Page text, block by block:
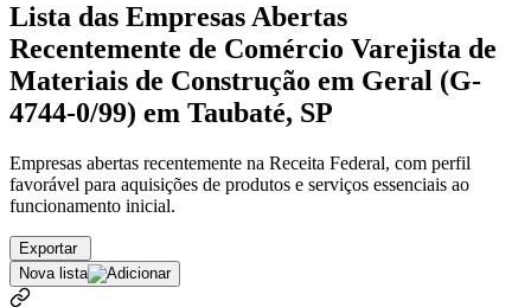
Lista das Empresas Abertas
Recentemente de Comércio Varejista de
Materiais de Construção em Geral (G-
4744-0/99) em Taubaté, SP
Empresas abertas recentemente na Receita Federal, com perfil
favorável para aquisições de produtos e serviços essenciais ao
funcionamento inicial.
Exportar
Nova lista